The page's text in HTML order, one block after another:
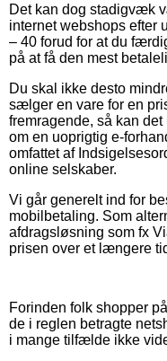
Det kan dog stadigvæk
internet webshops efter
– 40 forud for at du
på at få den mest
Du skal ikke desto
sælger en vare for en
fremragende, så kan
om en uoprigtig e-
omfattet af
online selskaber.
Vi går generelt ind for
mobilbetaling. Som
afdragsløsning som fx
prisen over et længere
Forinden folk shopper
de i reglen betragte
i mange tilfælde ikke